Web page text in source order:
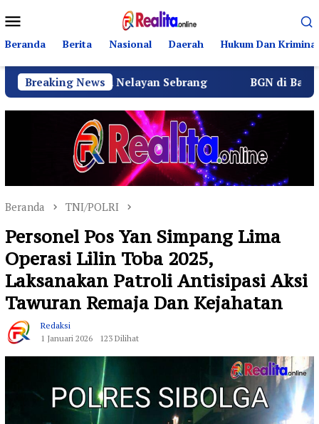
ke
kontenMobile
Beranda Berita Nasional Daerah Hukum Dan Kriminal
Breaking News
Nelayan Sebrang BGN di Bawah Sudaryono
Beranda TNI/POLRI
Personel Pos Yan Simpang Lima
Operasi Lilin Toba 2025,
Laksanakan Patroli Antisipasi Aksi
Tawuran Remaja Dan Kejahatan
Redaksi
1 Januari 2026
123 Dilihat